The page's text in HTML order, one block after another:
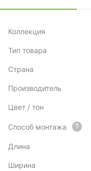
Коллекция
Тип товара
Страна
Производитель
Цвет / тон
Способ монтажа
Длина
Ширина